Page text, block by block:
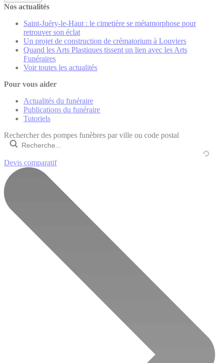
Nos actualités
Saint-Juéry-le-Haut : le cimetière se métamorphose pour
retrouver son éclat
Un projet de construction de crématorium à Louviers
Quand les Arts Plastiques tissent un lien avec les Arts
Funéraires
Voir toutes les actualités
Pour vous aider
Actualités du funéraire
Publications du funéraire
Tutoriels
Rechercher des pompes funèbres par ville ou code postal
Devis comparatif